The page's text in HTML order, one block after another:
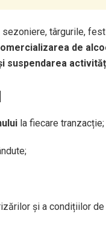
târgurile,
de
suspendarea
la fiecare tranzacție;
și a condițiilor